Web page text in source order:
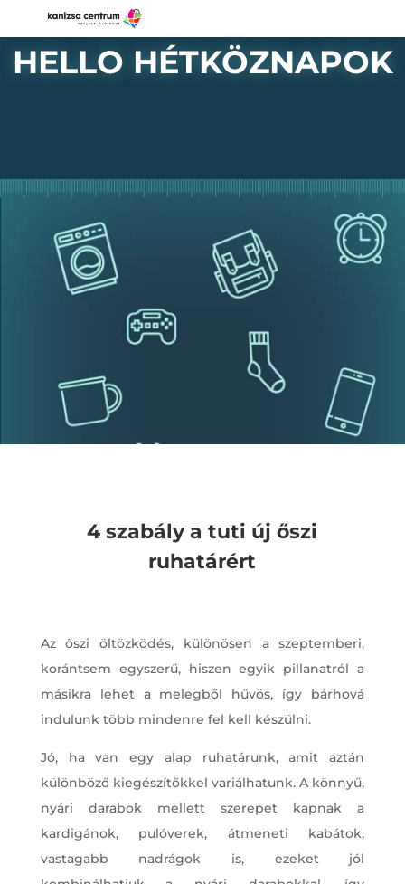
HELLO HÉTKÖZNAPOK
4 szabály a tuti új őszi
ruhatárért
Az őszi öltözködés, különösen a szeptemberi,
korántsem egyszerű, hiszen egyik pillanatról a
másikra lehet a melegből hűvös, így bárhová
indulunk több mindenre fel kell készülni.
Jó, ha van egy alap ruhatárunk, amit aztán
különböző kiegészítőkkel variálhatunk. A könnyű,
nyári darabok mellett szerepet kapnak a
kardigánok, pulóverek, átmeneti kabátok,
vastagabb nadrágok is, ezeket jól